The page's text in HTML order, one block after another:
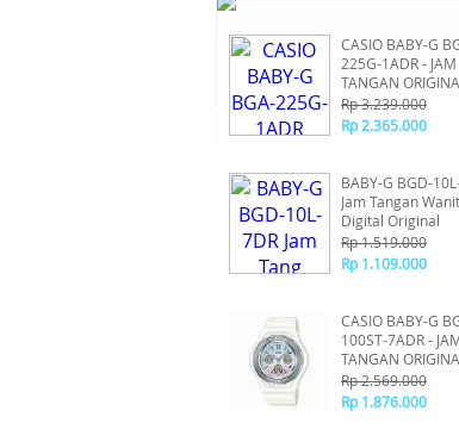
CASIO BABY-G
225G-1ADR - JAM
TANGAN
Rp 3.239.000
Rp 2.365.000
BABY-G BGD-
Jam Tangan
Digital Original
Rp 1.519.000
Rp 1.109.000
CASIO BABY-G
100ST-7ADR -
TANGAN
Rp 2.569.000
Rp 1.876.000